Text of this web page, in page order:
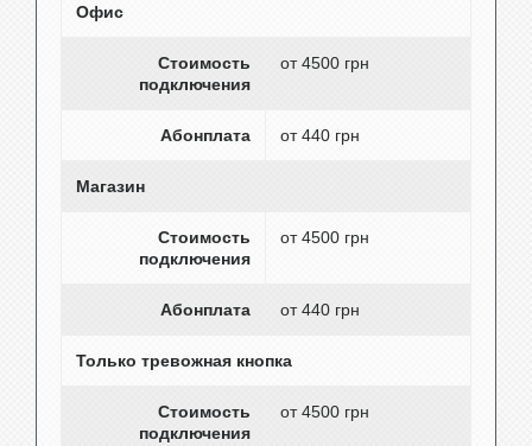
Офис
Стоимость
подключения
от 4500 грн
Абонплата от 440 грн
Магазин
Стоимость
подключения
от 4500 грн
Абонплата от 440 грн
Только тревожная кнопка
Стоимость
подключения
от 4500 грн